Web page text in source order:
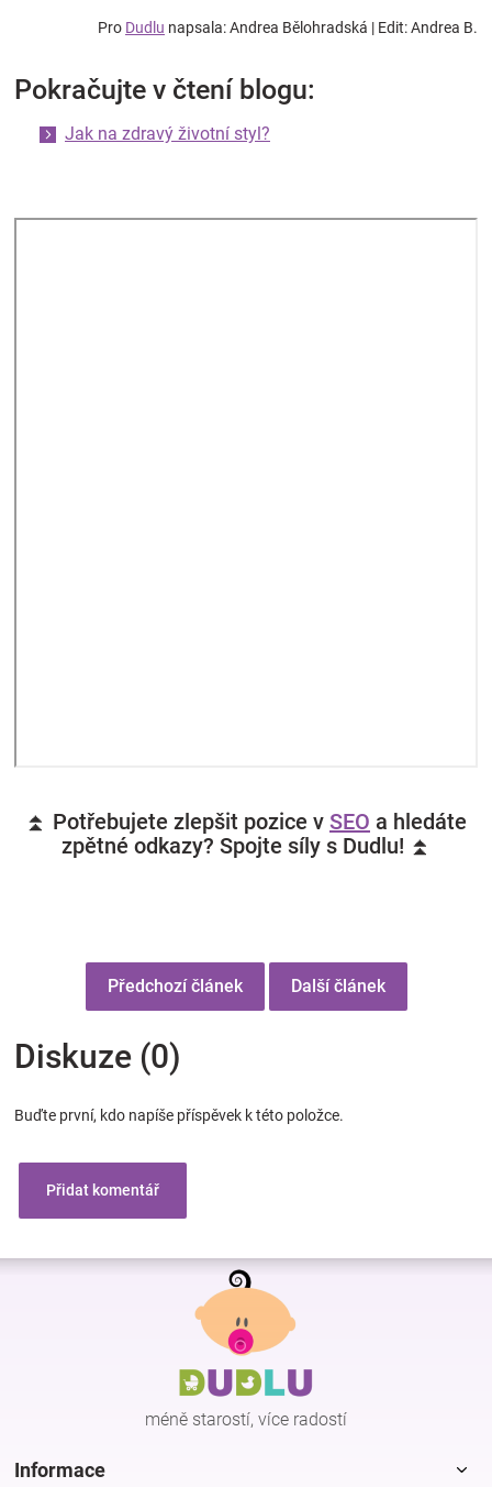
Pro Dudlu napsala: Andrea Bělohradská | Edit: Andrea B.
Pokračujte v čtení blogu:
Jak na zdravý životní styl?
⏫ Potřebujete zlepšit pozice v SEO a hledáte
zpětné odkazy? Spojte síly s Dudlu! ⏫
Předchozí článek Další článek
Diskuze (0)
Buďte první, kdo napíše příspěvek k této položce.
Přidat komentář
Z
méně starostí, více radostí
Informace